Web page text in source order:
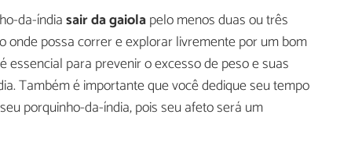
da-índiasair da gaiolapelo menos duas ou três
onde possa correr e explorar livremente por um bom
essencial para prevenir o excesso de peso e suas
Também é importante que você dedique seu tempo
porquinho-da-índia, pois seu afeto será um